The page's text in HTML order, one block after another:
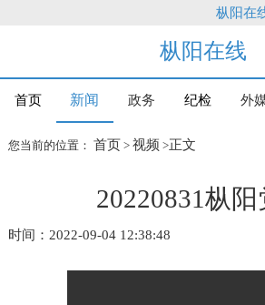
枞阳在
枞阳在线
首页 新闻 政务 纪检 外
您当前的位置： 首页 > 视频 >正文
20220831枞阳
时间：2022-09-04 12:38:48